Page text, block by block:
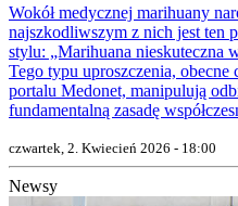
Wokół medycznej marihuany
najszkodliwszym z nich jest ten
stylu: „Marihuana nieskuteczna
Tego typu uproszczenia,
portalu Medonet, manipulują
fundamentalną zasadę
czwartek, 2. Kwiecień 2026 - 18:00
Newsy